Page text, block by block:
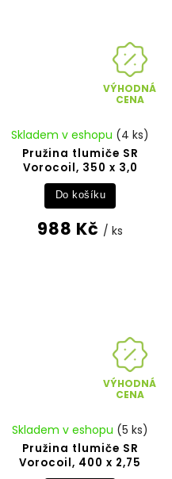
VÝHODNÁ
CENA
Pružina tlumiče SR
Vorocoil, 350 x 3,0
Skladem v eshopu (4 ks)
988 Kč / ks
Do košíku
VÝHODNÁ
CENA
Pružina tlumiče SR
Vorocoil, 400 x 2,75
Skladem v eshopu (5 ks)